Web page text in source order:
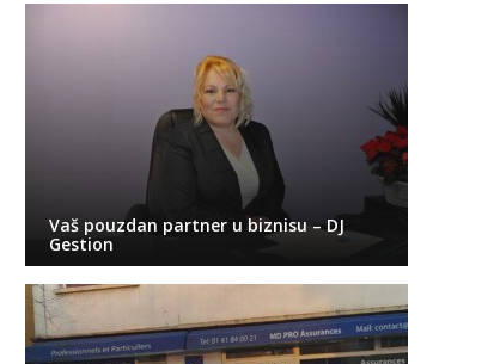
Vaš pouzdan partner u biznisu – DJ
Gestion